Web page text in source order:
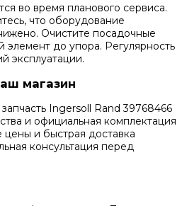
во время планового сервиса.
что оборудование
Очистите посадочные
элемент до упора. Регулярность
эксплуатации.
магазин
Ingersoll Rand 39768466
и официальная комплектация
цены и быстрая доставка
консультация перед